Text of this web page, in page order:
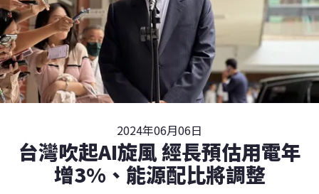
2024年06月06日
台灣吹起AI旋風 經長預估用電年
增3%、能源配比將調整